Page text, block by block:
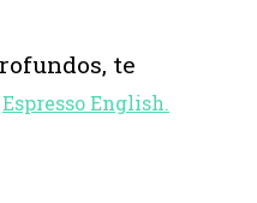
te
Espresso English.